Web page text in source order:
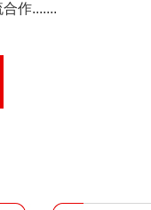
作.......